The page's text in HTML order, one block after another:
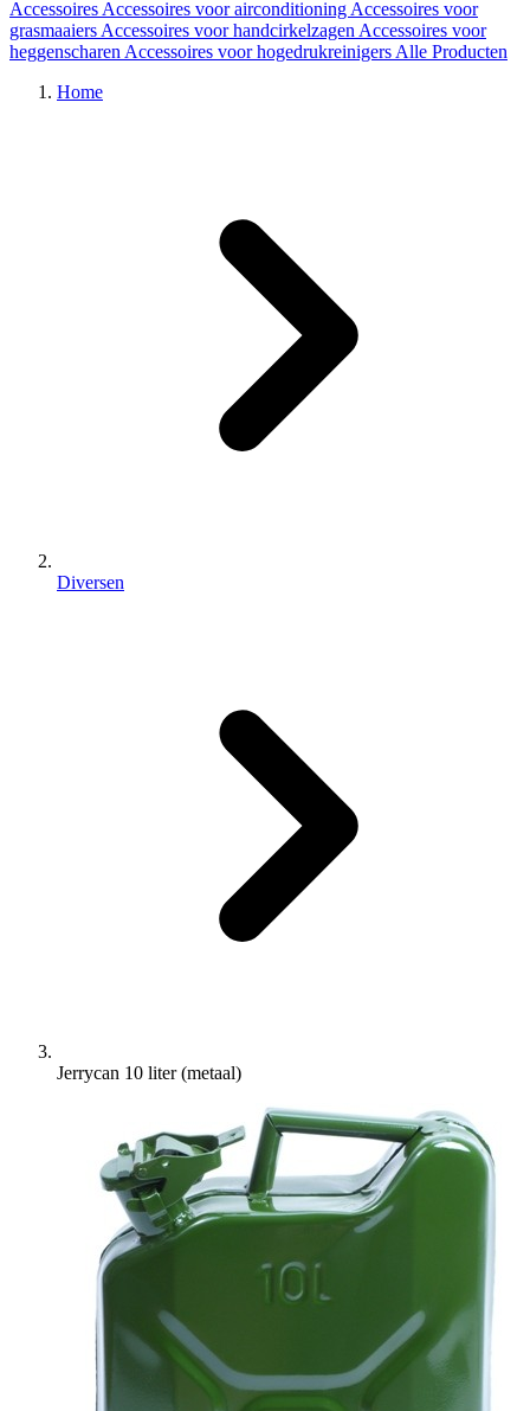
Accessoires Accessoires voor airconditioning Accessoires voor
grasmaaiers Accessoires voor handcirkelzagen Accessoires voor
heggenscharen Accessoires voor hogedrukreinigers Alle Producten
Home
Diversen
Jerrycan 10 liter (metaal)